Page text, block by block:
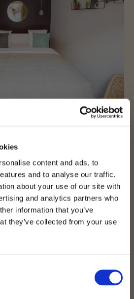
content and ads, to
and to analyse our traffic.
about your use of our site with
and analytics partners who
information that you’ve
they’ve collected from your use
de l'hostal.